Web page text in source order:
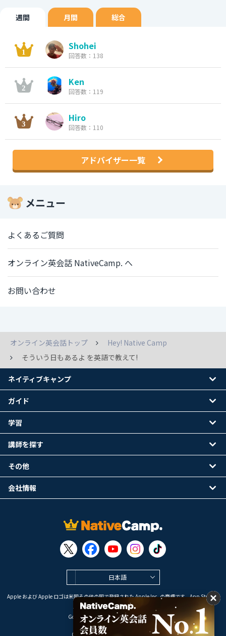
週間 月間 総合
Shohei
回答数：138
Ken
回答数：119
Hiro
回答数：110
アドバイザー一覧
メニュー
よくあるご質問
オンライン英会話 NativeCamp. へ
お問い合わせ
オンライン英会話トップ
Hey! Native Camp
そういう日もあるよ を英語で教えて!
日本語
Apple および Apple ロゴは米国その他の国で登録された Apple Inc. の商標です。App Store は
Apple Inc. のサービスマークです。
Google Play は Google LLC の商標です。
Copyright © 2026 オンライン英会話
ネイティブキャンプ
ガイド
学習
講師を探す
その他
会社情報